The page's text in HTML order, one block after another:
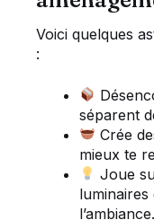
Voici quelques
:
séparent
Crée
mieux te
Joue
l’ambiance.